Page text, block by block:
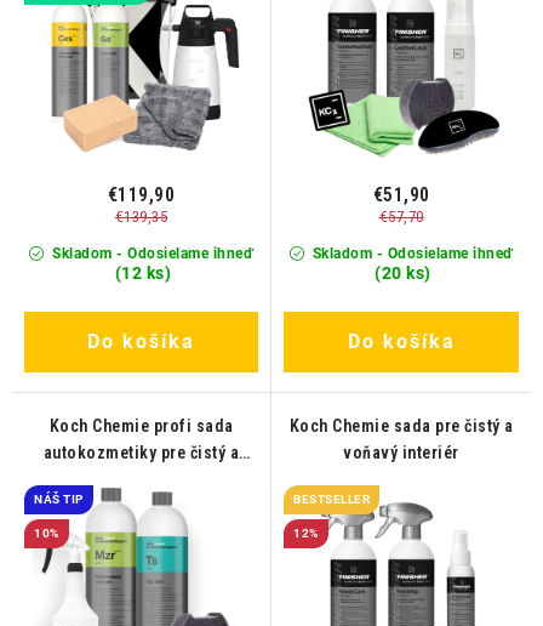
Skladom - Odosielame ihneď
(12 ks)
€119,90
€139,35
Do košíka
Skladom - Odosielame ihneď
(20 ks)
€51,90
€57,70
Do košíka
Koch Chemie profi sada
autokozmetiky pre čistý a
NÁŠ TIP
10%
Koch Chemie sada pre čistý a
voňavý interiér
BESTSELLER
12%